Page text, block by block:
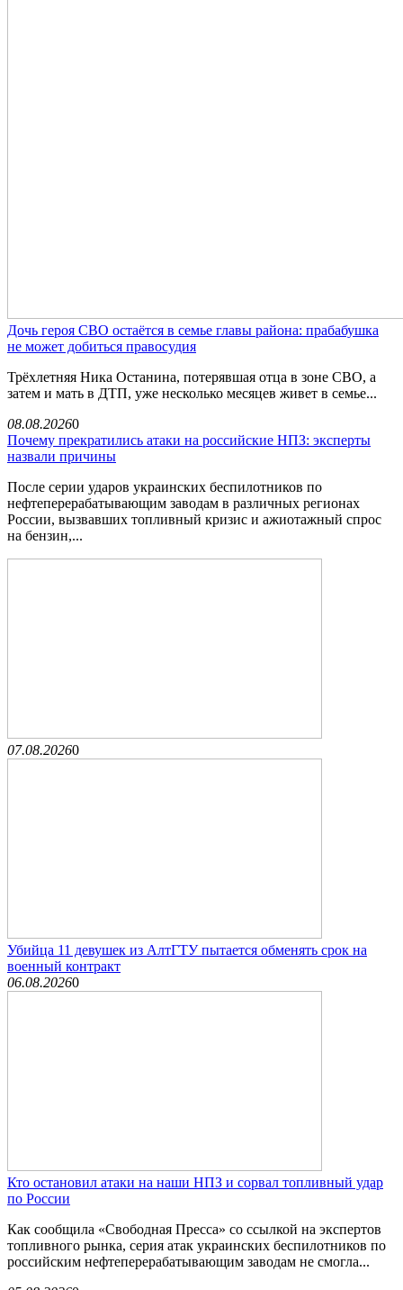
Дочь героя СВО остаётся в семье главы района: прабабушка
не может добиться правосудия
Трёхлетняя Ника Останина, потерявшая отца в зоне СВО, а
затем и мать в ДТП, уже несколько месяцев живет в семье...
08.08.20260
Почему прекратились атаки на российские НПЗ: эксперты
назвали причины
После серии ударов украинских беспилотников по
нефтеперерабатывающим заводам в различных регионах
России, вызвавших топливный кризис и ажиотажный спрос
на бензин,...
07.08.20260
Убийца 11 девушек из АлтГТУ пытается обменять срок на
военный контракт
06.08.20260
Кто остановил атаки на наши НПЗ и сорвал топливный удар
по России
Как сообщила «Свободная Пресса» со ссылкой на экспертов
топливного рынка, серия атак украинских беспилотников по
российским нефтеперерабатывающим заводам не смогла...